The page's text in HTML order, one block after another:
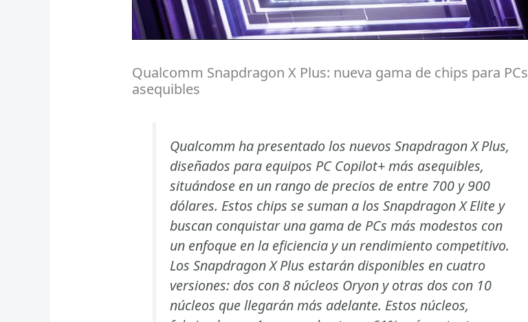
Qualcomm Snapdragon X Plus: nueva gama de chips para PCs
asequibles
Qualcomm ha presentado los nuevos Snapdragon X Plus,
diseñados para equipos PC Copilot+ más asequibles,
situándose en un rango de precios de entre 700 y 900
dólares. Estos chips se suman a los Snapdragon X Elite y
buscan conquistar una gama de PCs más modestos con
un enfoque en la eficiencia y un rendimiento competitivo.
Los Snapdragon X Plus estarán disponibles en cuatro
versiones: dos con 8 núcleos Oryon y otras dos con 10
núcleos que llegarán más adelante. Estos núcleos,